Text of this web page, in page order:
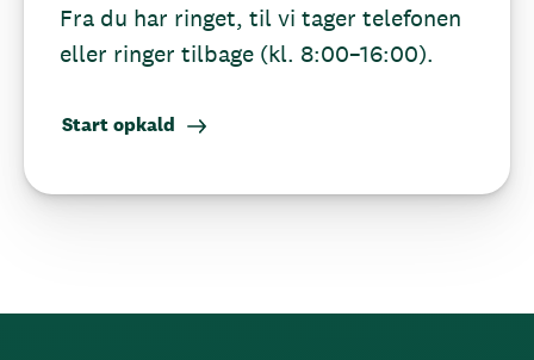
Fra du har ringet, til vi tager telefonen
eller ringer tilbage (kl. 8:00–16:00).
Start opkald